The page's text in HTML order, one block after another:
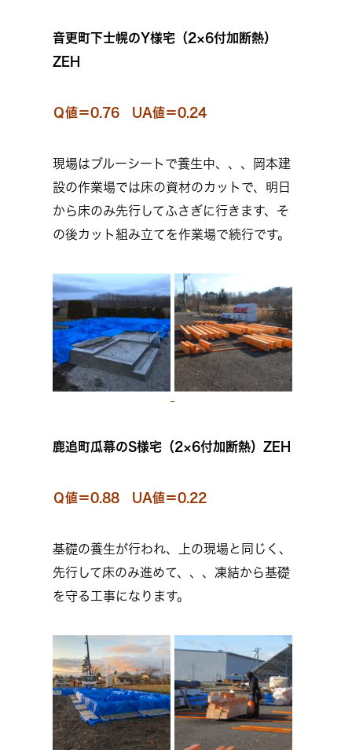
音更町下士幌のY様宅（2×6付加断熱）
ZEH
Ｑ値＝0.76 UA値＝0.24
現場はブルーシートで養生中、、、岡本建
設の作業場では床の資材のカットで、明日
から床のみ先行してふさぎに行きます、そ
の後カット組み立てを作業場で続行です。
鹿追町瓜幕のS様宅（2×6付加断熱）ZEH
Ｑ値＝0.88 UA値＝0.22
基礎の養生が行われ、上の現場と同じく、
先行して床のみ進めて、、、凍結から基礎
を守る工事になります。